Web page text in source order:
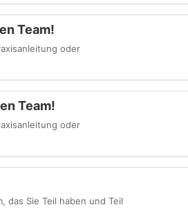
Team!
oder
Team!
oder
das Sie Teil haben und Teil